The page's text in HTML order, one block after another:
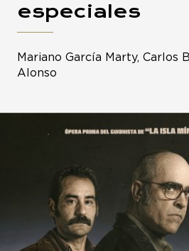
especiales
Mariano García Marty, Carlos
Alonso